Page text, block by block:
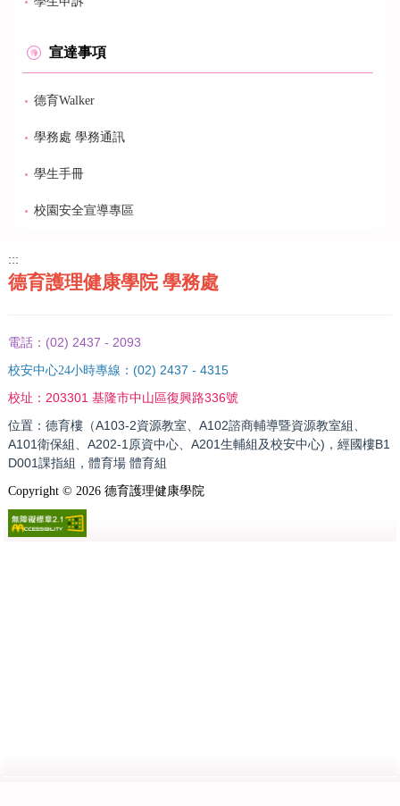
宣達事項
德育Walker
學務處 學務通訊
學生手冊
校園安全宣導專區
:::
德育護理健康學院 學務處
電話： (02) 2437 - 2093
校安中心24小時專線： (02) 2437 - 4315
校址： 203301 基隆市中山區復興路336號
位置：德育樓（A103-2資源教室、A102諮商輔導暨資源教室組、
A101衛保組、A202-1原資中心、A201生輔組及校安中心)，經國樓B1
D001課指組，體育場 體育組
Copyright © 2026德育護理健康學院